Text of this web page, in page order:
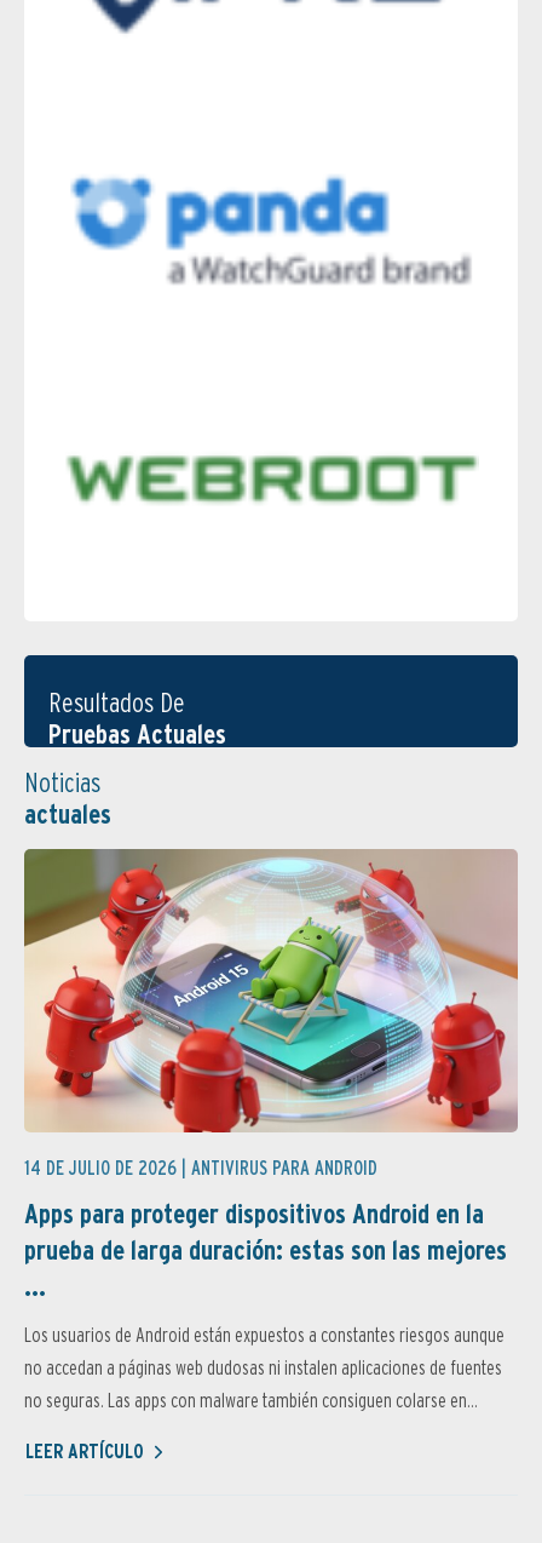
Resultados De
Pruebas Actuales
Noticias
actuales
14 DE JULIO DE 2026 | ANTIVIRUS PARA ANDROID
Apps para proteger dispositivos Android en la
prueba de larga duración: estas son las mejores
...
Los usuarios de Android están expuestos a constantes riesgos aunque
no accedan a páginas web dudosas ni instalen aplicaciones de fuentes
no seguras. Las apps con malware también consiguen colarse en...
LEER ARTÍCULO